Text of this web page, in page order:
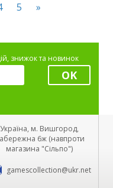
5 »
знижок та новинок
Україна, м. Вишгород,
6ж (навпроти
магазина "Сільпо")
gamescollection@ukr.net